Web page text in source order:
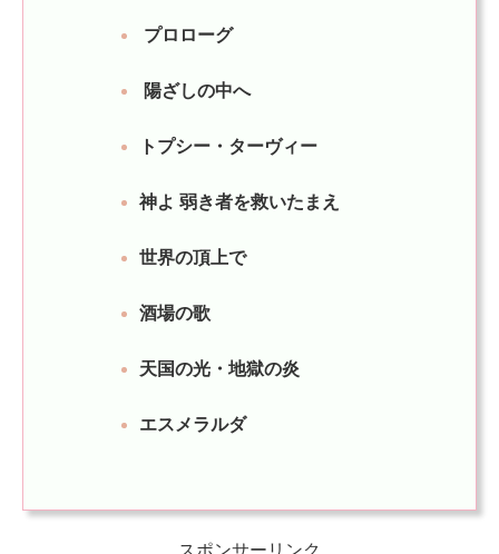
プロローグ
陽ざしの中へ
トプシー・ターヴィー
神よ 弱き者を救いたまえ
世界の頂上で
酒場の歌
天国の光・地獄の炎
エスメラルダ
スポンサーリンク